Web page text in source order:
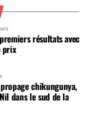
résultats avec
prix
chikungunya,
dans le sud de la